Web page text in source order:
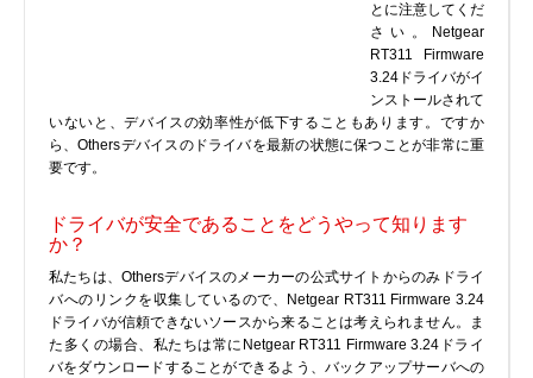
VoIP
DLLファイル
ファイル変換
プログラム
とに注意してくだ
さい。Netgear
RT311 Firmware
3.24ドライバがイ
ンストールされて
いないと、デバイスの効率性が低下することもあります。ですか
ら、Othersデバイスのドライバを最新の状態に保つことが非常に重
要です。
ドライバが安全であることをどうやって知ります
か？
私たちは、Othersデバイスのメーカーの公式サイトからのみドライ
バへのリンクを収集しているので、Netgear RT311 Firmware 3.24
ドライバが信頼できないソースから来ることは考えられません。ま
た多くの場合、私たちは常にNetgear RT311 Firmware 3.24ドライ
バをダウンロードすることができるよう、バックアップサーバへの